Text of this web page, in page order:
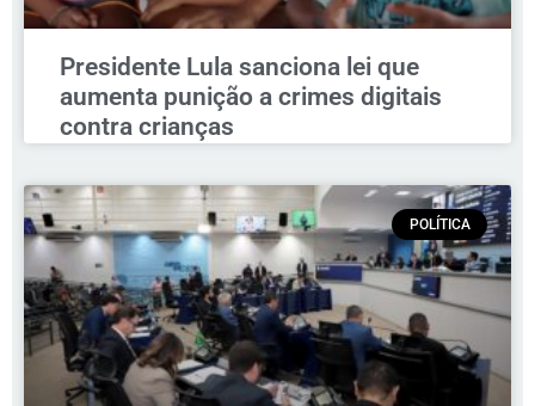
Presidente Lula sanciona lei que
aumenta punição a crimes digitais
contra crianças
POLÍTICA